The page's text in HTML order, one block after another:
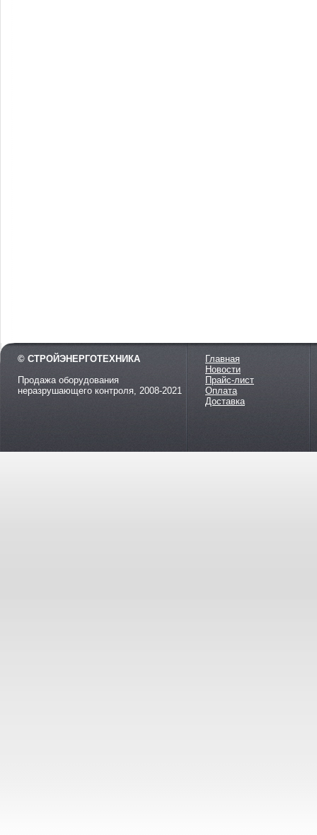
© СТРОЙЭНЕРГОТЕХНИКА
Продажа оборудования
неразрушающего контроля, 2008-2021
Главная
Новости
Прайс-лист
Оплата
Доставка